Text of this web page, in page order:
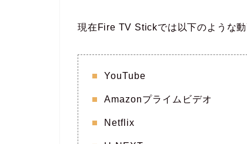
現在Fire TV Stickでは以下のような
YouTube
Amazonプライムビデオ
Netflix